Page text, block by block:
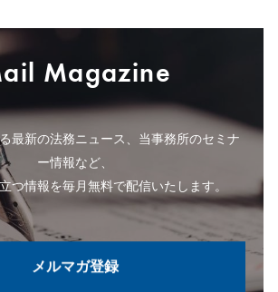
Magazine
最新の法務ニュース、当事務所のセミナ
ー情報など、
つ情報を毎月無料で配信いたします。
メルマガ登録